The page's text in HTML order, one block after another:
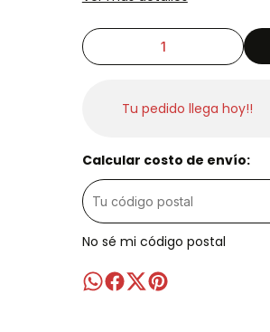
Tu pedido llega hoy!!
Calcular costo de envío:
No sé mi código postal